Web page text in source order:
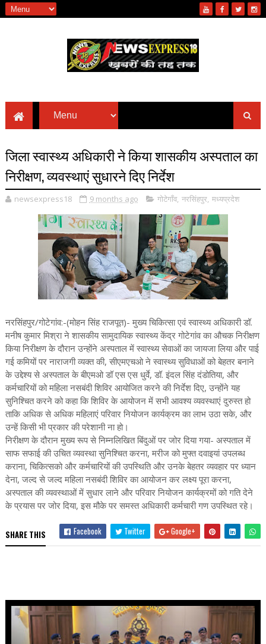
जिला स्वास्थ्य अधिकारी ने किया शासकीय अस्पताल का
निरीक्षण, व्यवस्थाएं सुधारने दिए निर्देश
newsexpress18 9 months ago गोटेगाँव, नरसिंहपुर, मध्यप्रदेश
नरसिंहपुर/गोटेगांव:-(मोहन सिंह राजपूत)- मुख्य चिकित्सा एवं स्वास्थ्य अधिकारी डॉ.
मनीष कुमार मिश्रा ने शासकीय सामुदायिक स्वास्थ्य केंद्र गोटेगांव का औचक निरीक्षण
किया निरीक्षण के दौरान उन्होंने अस्पताल में स्वास्थ्य सेवाओं का जायजा लिया और पाई
गई कमियों पर नाराजगी व्यक्त की, सीएमएचओ ने स्वास्थ्य सुविधाओं को बेहतर बनाने
के उद्देश्य से अस्पताल के बीएमओ डॉ एस एस धुर्वे, डॉ. इंदल सिंह दंडोतिया, और
कर्मचारियों को महिला नसबंदी शिविर आयोजित करने की निर्देश दिए, उन्होंने यह
सुनिश्चित करने को कहा कि शिविर के आयोजन में सभी आवश्य व्यवस्थाएं दुरुस्त हो
ताकि अधिक से अधिक महिलाएं परिवार नियोजन कार्यक्रम का लाभ उठा सके, और
उन्हें किसी भी प्रकार की परेशानी ना हो।
निरीक्षण के दौरान मुख्य रूप से निम्नलिखित बिंदुओं पर जोर दिया गया- अस्पताल में
साफ सफाई की उचित व्यवस्था सुनिश्चित करना, मरीज को मुफ्त दवाइयां उपलब्ध
कराना, चिकित्सको और कर्मचारियों की उपस्थिति और उनके बेहतर व्यवहार पर ध्यान
देना, जल्द से जल्द महिला नसबंदी शिविर का आयोजन कर लक्ष्य पूरा करना,
अस्पताल की व्यवस्थाओं में सुधार लाने और परिवार नियोजन कार्यक्रमों को गति देने
के प्रयास पर जोर दिया, इस मौके पर समस्त अधिकारी कर्मचारी गण उपस्थित रहे।
SHARE THIS Facebook Twitter Google+